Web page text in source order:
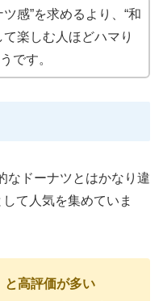
感”を求めるより、“和
楽しむ人ほどハマり
です。
なドーナツとはかなり違
て人気を集めていま
と高評価が多い